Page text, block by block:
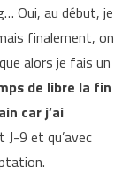
Oui, au début, je
finalement, on
alors je fais un
de libre la fin
car j’ai
J-9 et qu’avec